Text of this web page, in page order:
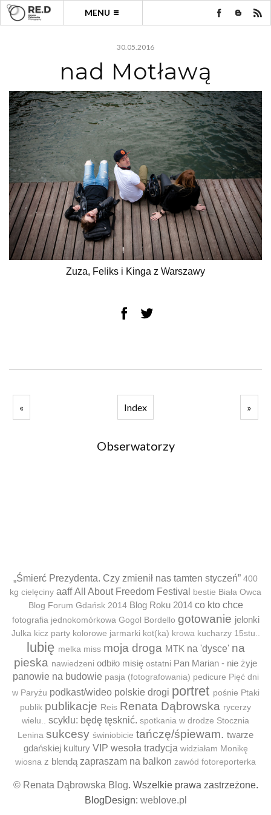
MENU
30.05.2016
nad Motławą
Zuza, Feliks i Kinga z Warszawy
« Index »
Obserwatorzy
„Śmierć Prezydenta. Czy zmienił nas tamten styczeń” 400
kg cielęciny aaff All About Freedom Festival bestie Biała Owca
Blog Forum Gdańsk 2014 Blog Roku 2014 co kto chce
fotografia jednokomórkowa Gogol Bordello gotowanie jelonki
Julka kicz party kolorowe jarmarki kot(ka) krowa kucharzy 15stu..
lubię melka miss moja droga MTK na 'dysce' na
pieska nawiedzeni odbiło misię ostatni Pan Marian - nie żyje
panowie na budowie pasja (fotografowania) pedicure Pięć dni
w Paryżu podkast/wideo polskie drogi portret pośnie Ptaki
publik publikacje Reis Renata Dąbrowska rycerzy
wielu..
scyklu: będę tęsknić. spotkania w drodze Stocznia
Lenina sukcesy świniobicie tańczę/śpiewam. twarze
gdańskiej kultury VIP wesoła tradycja widziałam Monikę
wiosna z blendą zapraszam na balkon zawód fotoreporterka
© Renata Dąbrowska Blog. Wszelkie prawa zastrzeżone.
BlogDesign: weblove.pl